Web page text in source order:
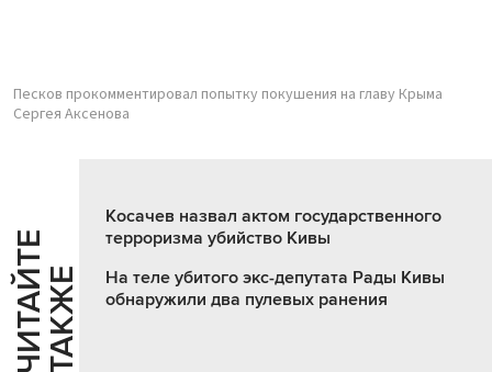
Песков прокомментировал попытку покушения на главу Крыма
Сергея Аксенова
Ч
И
Т
АЙ
Т
Е
Т
А
К
ЖЕ
Косачев назвал актом государственного
терроризма убийство Кивы
На теле убитого экс-депутата Рады Кивы
обнаружили два пулевых ранения